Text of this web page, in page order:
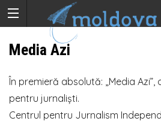
Media Azi
În premieră absolută: „Media Azi”,
pentru jurnaliști.
Centrul pentru Jurnalism